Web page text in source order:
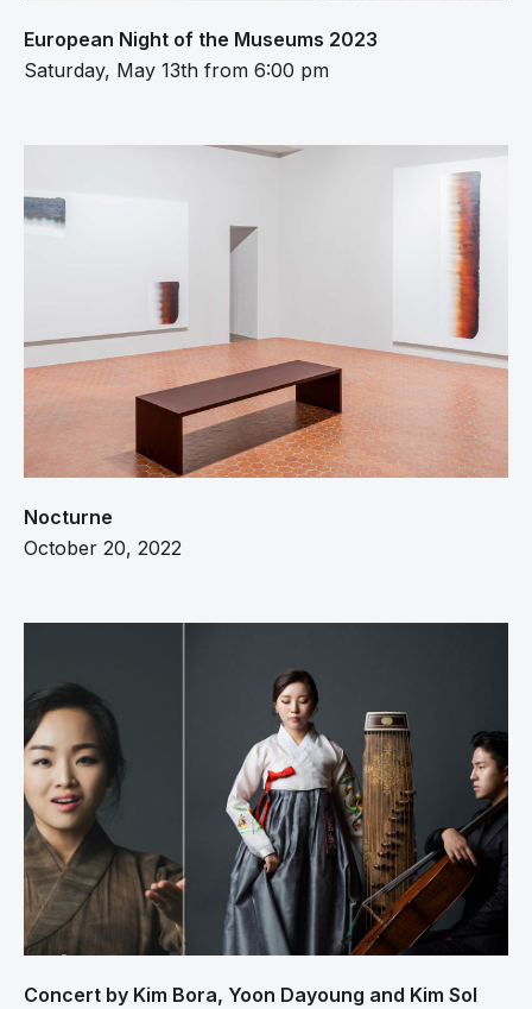
European Night of the Museums 2023
Saturday, May 13th from 6:00 pm
Nocturne
October 20, 2022
Concert by Kim Bora, Yoon Dayoung and Kim Sol